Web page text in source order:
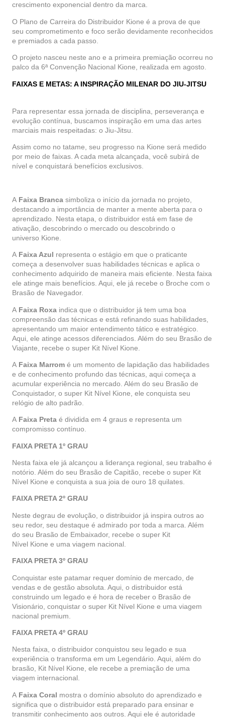
crescimento exponencial dentro da marca.
O Plano de Carreira do Distribuidor Kione é a prova de que
seu comprometimento e foco serão devidamente reconhecidos
e premiados a cada passo.
O projeto nasceu neste ano e a primeira premiação ocorreu no
palco da 6ª Convenção Nacional Kione , realizada em agosto.
FAIXAS E METAS: A INSPIRAÇÃO MILENAR DO JIU-JITSU
Para representar essa jornada de disciplina, perseverança e
evolução contínua, buscamos inspiração em uma das artes
marciais mais respeitadas: o Jiu-Jitsu.
Assim como no tatame, seu progresso na Kione será medido
por meio de faixas. A cada meta alcançada, você subirá de
nível e conquistará benefícios exclusivos.
A Faixa Branca simboliza o início da jornada no projeto,
destacando a importância de manter a mente aberta para o
aprendizado. Nesta etapa, o distribuidor está em fase de
ativação, descobrindo o mercado ou descobrindo o
universo Kione
A Faixa Azul representa o estágio em que o praticante
começa a desenvolver suas habilidades técnicas e aplica o
conhecimento adquirido de maneira mais eficiente. Nesta faixa
ele atinge mais benefícios. Aqui, ele já recebe o Broche com o
Brasão de Navegador.
A Faixa Roxa indica que o distribuidor já tem uma boa
compreensão das técnicas e está refinando suas habilidades,
apresentando um maior entendimento tático e estratégico.
Aqui, ele atinge acessos diferenciados. Além do seu Brasão de
Viajante, recebe o super Kit Nível Kione
A Faixa Marrom é um momento de lapidação das habilidades
e de conhecimento profundo das técnicas, aqui começa a
acumular experiência no mercado. Além do seu Brasão de
Conquistador, o super Kit Nível Kione , ele conquista seu
relógio de alto padrão.
A Faixa Preta é dividida em 4 graus e representa um
compromisso contínuo.
FAIXA PRETA 1º GRAU
Nesta faixa ele já alcançou a liderança regional, seu trabalho é
notório. Além do seu Brasão de Capitão, recebe o super Kit
Nível Kione e conquista a sua joia de ouro 18 quilates.
FAIXA PRETA 2º GRAU
Neste degrau de evolução, o distribuidor já inspira outros ao
seu redor, seu destaque é admirado por toda a marca. Além
do seu Brasão de Embaixador, recebe o super Kit
Nível Kione e uma viagem nacional.
FAIXA PRETA 3º GRAU
Conquistar este patamar requer domínio de mercado, de
vendas e de gestão absoluta. Aqui, o distribuidor está
construindo um legado e é hora de receber o Brasão de
Visionário, conquistar o super Kit Nível Kione e uma viagem
nacional premium.
FAIXA PRETA 4º GRAU
Nesta faixa, o distribuidor conquistou seu legado e sua
experiência o transforma em um Legendário. Aqui, além do
brasão, Kit Nível Kione, ele recebe a premiação de uma
viagem internacional.
A Faixa Coral mostra o domínio absoluto do aprendizado e
significa que o distribuidor está preparado para ensinar e
transmitir conhecimento aos outros. Aqui ele é autoridade